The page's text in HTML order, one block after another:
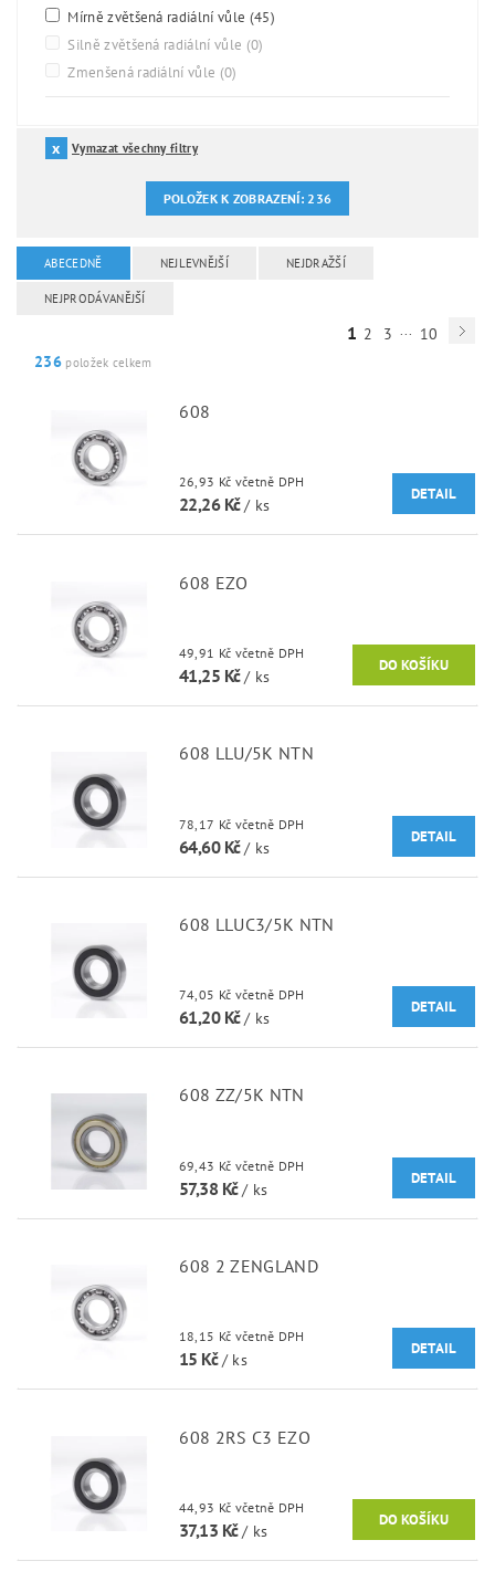
Mírně zvětšená radiální vůle (45)
Silně zvětšená radiální vůle (0)
Zmenšená radiální vůle (0)
Vymazat všechny filtry
POLOŽEK K ZOBRAZENÍ: 236
ABECEDNĚ NEJLEVNĚJŠÍ NEJDRAŽŠÍ
NEJPRODÁVANĚJŠÍ
1 2 3 ... 10
236položek celkem
608
26,93 Kč včetně DPH
22,26 Kč/ ks
DETAIL
608 EZO
49,91 Kč včetně DPH
41,25 Kč/ ks
608 LLU/5K NTN
78,17 Kč včetně DPH
64,60 Kč/ ks
DETAIL
608 LLUC3/5K NTN
74,05 Kč včetně DPH
61,20 Kč/ ks
DETAIL
608 ZZ/5K NTN
69,43 Kč včetně DPH
57,38 Kč/ ks
DETAIL
608 2 ZENGLAND
18,15 Kč včetně DPH
15 Kč/ ks
DETAIL
608 2RS C3 EZO
44,93 Kč včetně DPH
37,13 Kč/ ks